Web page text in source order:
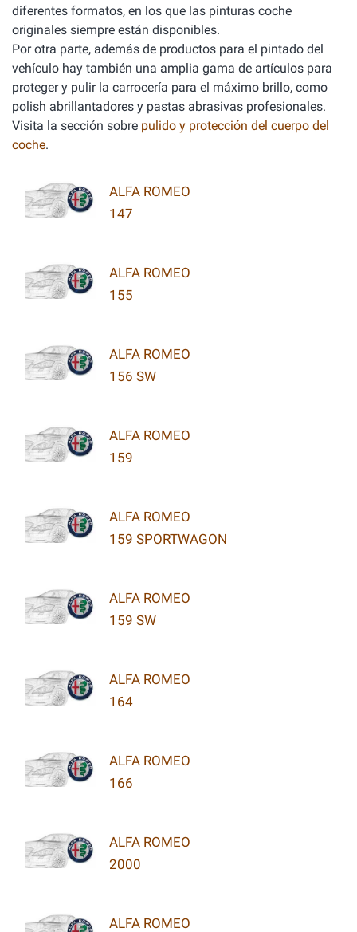
diferentes formatos, en los que las pinturas coche
originales siempre están disponibles.
Por otra parte, además de productos para el pintado del
vehículo hay también una amplia gama de artículos para
proteger y pulir la carrocería para el máximo brillo, como
polish abrillantadores y pastas abrasivas profesionales.
Visita la sección sobre pulido y protección del cuerpo del
coche.
ALFA ROMEO
147
ALFA ROMEO
155
ALFA ROMEO
156 SW
ALFA ROMEO
159
ALFA ROMEO
159 SPORTWAGON
ALFA ROMEO
159 SW
ALFA ROMEO
164
ALFA ROMEO
166
ALFA ROMEO
2000
ALFA ROMEO